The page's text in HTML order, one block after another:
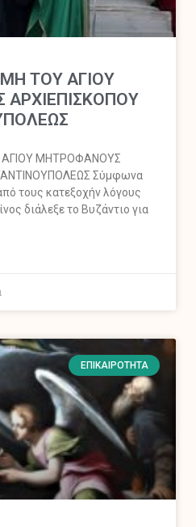
ΤΟΥ ΑΓΙΟΥ
ΑΓΙΟΥ ΜΗΤΡΟΦΑΝΟΥΣ
Σύμφωνα
τους κατεξοχήν λόγους
διάλεξε το Βυζάντιο για
ΕΠΙΚΑΙΡΌΤΗΤΑ